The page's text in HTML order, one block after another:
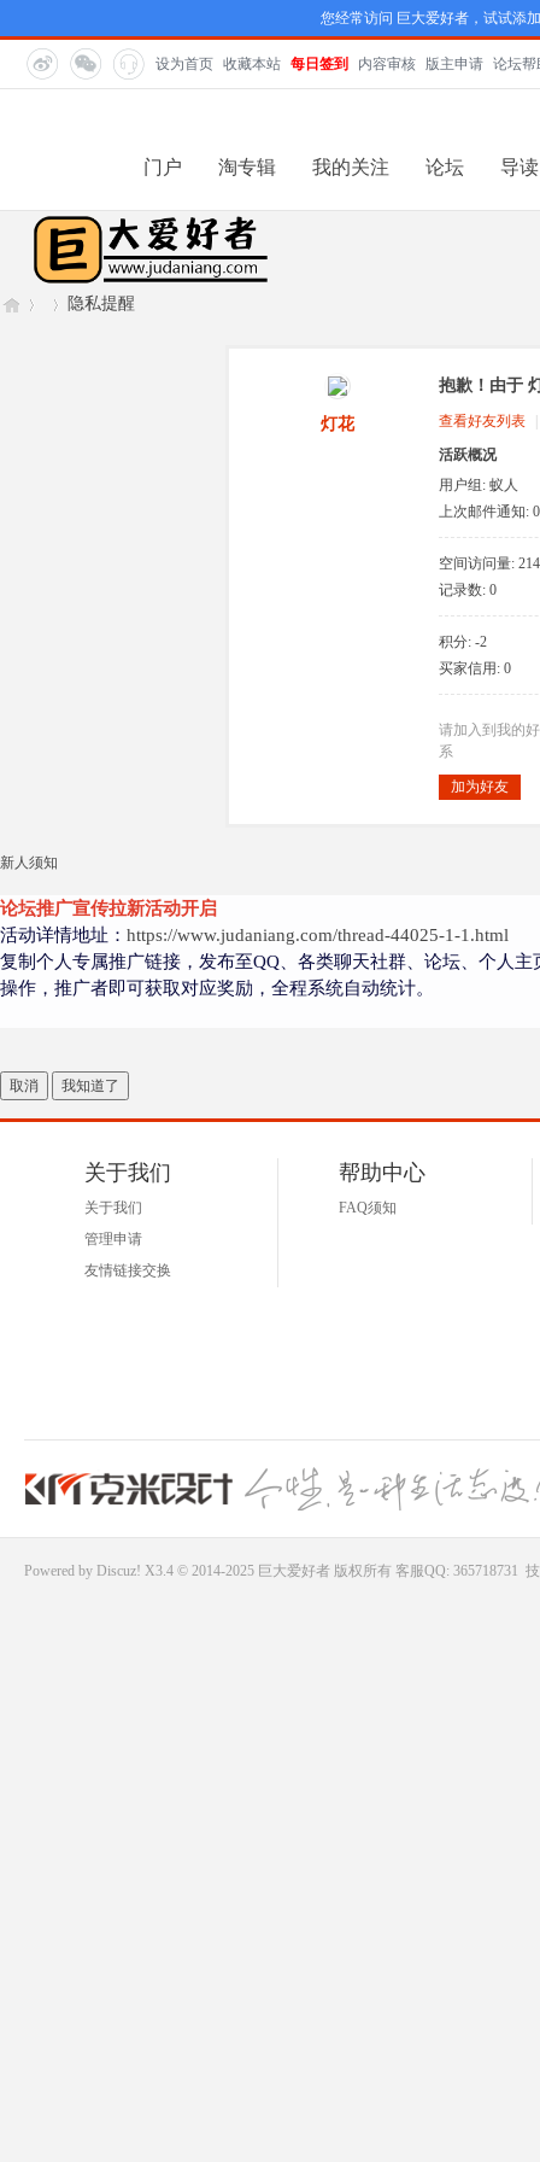
您经常访问 巨大爱好者，试试添
设为首页 收藏本站 每日签到 内容审核 版主申请 论坛帮
门户 淘专辑 我的关注 论坛 导读
隐私提醒
灯花
抱歉！由于
查看好友列表
活跃概况
用户组: 蚁人
上次邮件通知: 0
空间访问量: 214
记录数: 0
积分: -2
买家信用: 0
请加入到我的
系
加为好友
新人须知
论坛推广宣传拉新活动开启
活动详情地址： https://www.judaniang.com/thread-44025-1-1.html
复制个人专属推广链接，发布至QQ、各类聊天社群、论坛、个人
操作，推广者即可获取对应奖励，全程系统自动统计。
取消 我知道了
关于我们
关于我们
管理申请
友情链接交换
帮助中心
FAQ须知
Powered by Discuz! X3.4 © 2014-2025 巨大爱好者版权所有 客服QQ: 365718731